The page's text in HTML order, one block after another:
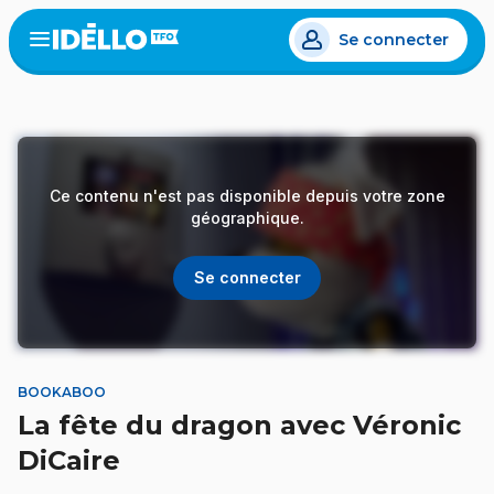
Aller
au
contenu
Open
menu
Se connecter
Ce contenu n'est pas disponible depuis votre zone
géographique.
Se connecter
BOOKABOO
La fête du dragon avec Véronic
DiCaire